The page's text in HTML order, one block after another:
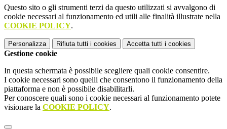
Questo sito o gli strumenti terzi da questo utilizzati si avvalgono di
cookie necessari al funzionamento ed utili alle finalità illustrate nella
COOKIE POLICY.
Personalizza Rifiuta tutti i cookies Accetta tutti i cookies
Gestione cookie
In questa schermata è possibile scegliere quali cookie consentire.
I cookie necessari sono quelli che consentono il funzionamento della
piattaforma e non è possibile disabilitarli.
Per conoscere quali sono i cookie necessari al funzionamento potete
visionare la COOKIE POLICY.